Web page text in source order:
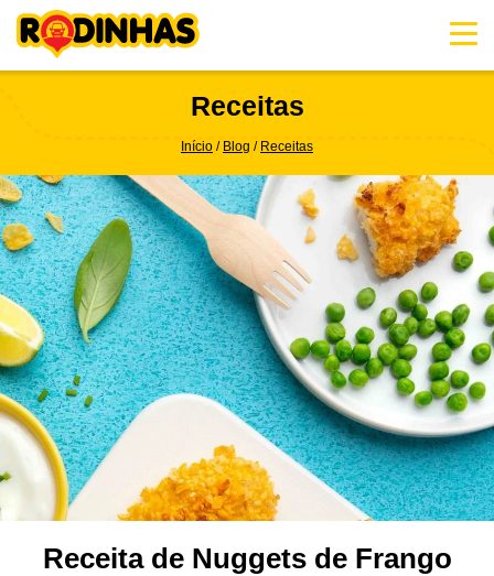
content
Receitas
Início Blog Receitas
Receita de Nuggets de Frango